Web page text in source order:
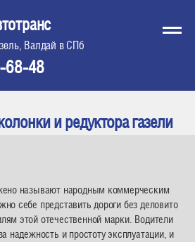
Валдай в СПб
68-48
и редуктора газели
называют народным коммерческим
себе представить дороги без деловито
этой отечественной марки. Водители
надежность и простоту эксплуатации, и